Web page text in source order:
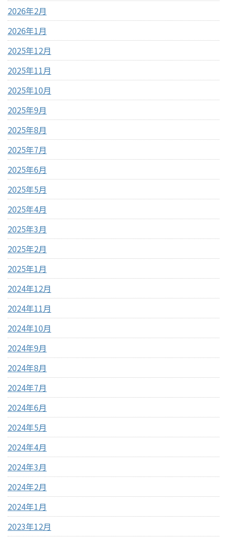
2026年2月
2026年1月
2025年12月
2025年11月
2025年10月
2025年9月
2025年8月
2025年7月
2025年6月
2025年5月
2025年4月
2025年3月
2025年2月
2025年1月
2024年12月
2024年11月
2024年10月
2024年9月
2024年8月
2024年7月
2024年6月
2024年5月
2024年4月
2024年3月
2024年2月
2024年1月
2023年12月